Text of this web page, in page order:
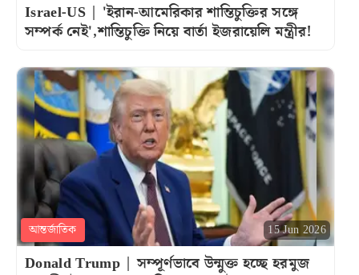
Israel-US | 'ইরান-আমেরিকার শান্তিচুক্তির সঙ্গে
সম্পর্ক নেই',শান্তিচুক্তি নিয়ে বার্তা ইজরায়েলি মন্ত্রীর!
আন্তর্জাতিক 15 Jun 2026
Donald Trump | সম্পূর্ণভাবে উন্মুক্ত হচ্ছে হরমুজ